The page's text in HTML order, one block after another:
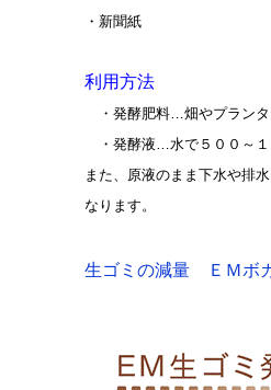
・新聞紙
利用方法
・発酵肥料…畑やプランタ
・発酵液…水で５００～１
また、原液のまま下水や排
なります。
生ゴミの減量 ＥＭボ